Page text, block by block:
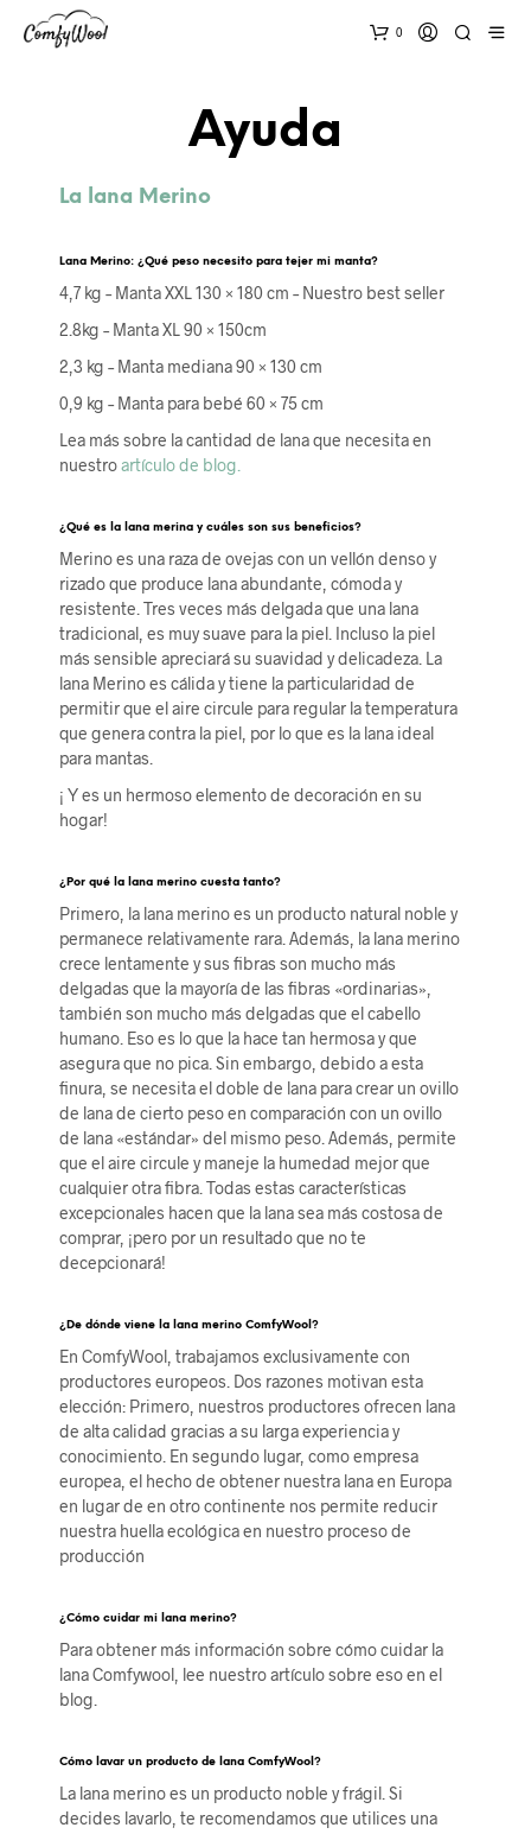
0
Ayuda
La lana Merino
Lana Merino: ¿Qué peso necesito para tejer mi manta?
4,7 kg – Manta XXL 130 × 180 cm – Nuestro best seller
2.8kg – Manta XL 90 × 150cm
2,3 kg – Manta mediana 90 × 130 cm
0,9 kg – Manta para bebé 60 × 75 cm
Lea más sobre la cantidad de lana que necesita en
nuestroartículo de blog.
¿Qué es la lana merina y cuáles son sus beneficios?
Merino es una raza de ovejas con un vellón denso y
rizado que produce lana abundante, cómoda y
resistente. Tres veces más delgada que una lana
tradicional, es muy suave para la piel. Incluso la piel
más sensible apreciará su suavidad y delicadeza. La
lana Merino es cálida y tiene la particularidad de
permitir que el aire circule para regular la temperatura
que genera contra la piel, por lo que es la lana ideal
para mantas.
¡ Y es un hermoso elemento de decoración en su
hogar!
¿Por qué la lana merino cuesta tanto?
Primero, la lana merino es un producto natural noble y
permanece relativamente rara. Además, la lana merino
crece lentamente y sus fibras son mucho más
delgadas que la mayoría de las fibras «ordinarias»,
también son mucho más delgadas que el cabello
humano. Eso es lo que la hace tan hermosa y que
asegura que no pica. Sin embargo, debido a esta
finura, se necesita el doble de lana para crear un ovillo
de lana de cierto peso en comparación con un ovillo
de lana «estándar» del mismo peso. Además, permite
que el aire circule y maneje la humedad mejor que
cualquier otra fibra. Todas estas características
excepcionales hacen que la lana sea más costosa de
comprar, ¡pero por un resultado que no te
decepcionará!
¿De dónde viene la lana merino ComfyWool?
En ComfyWool, trabajamos exclusivamente con
productores europeos. Dos razones motivan esta
elección: Primero, nuestros productores ofrecen lana
de alta calidad gracias a su larga experiencia y
conocimiento. En segundo lugar, como empresa
europea, el hecho de obtener nuestra lana en Europa
en lugar de en otro continente nos permite reducir
nuestra huella ecológica en nuestro proceso de
producción
¿Cómo cuidar mi lana merino?
Para obtener más información sobre cómo cuidar la
lana Comfywool, lee nuestro artículo sobre eso en el
blog.
Cómo lavar un producto de lana ComfyWool?
La lana merino es un producto noble y frágil. Si
decides lavarlo, te recomendamos que utilices una